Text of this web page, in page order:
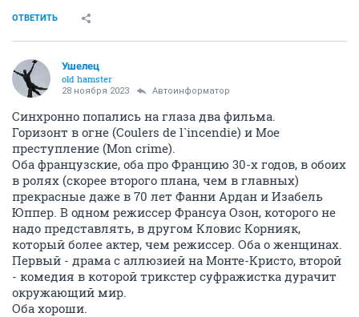
ОТВЕТИТЬ
Ушелец
old hamster
28 ноября 2023 Автоинформатор
Синхронно попались на глаза два фильма.
Горизонт в огне (Coulers de l`incendie) и Мое
преступление (Mon crime).
Оба французские, оба про Францию 30-х годов, в обоих
в ролях (скорее второго плана, чем в главных)
прекрасные даже в 70 лет Фанни Ардан и Изабель
Юппер. В одном режиссер Франсуа Озон, которого не
надо представлять, в другом Кловис Корнияк,
который более актер, чем режиссер. Оба о женщинах.
Первый - драма с аллюзией на Монте-Кристо, второй
- комедия в которой трикстер суфражистка дурачит
окружающий мир.
Оба хороши.